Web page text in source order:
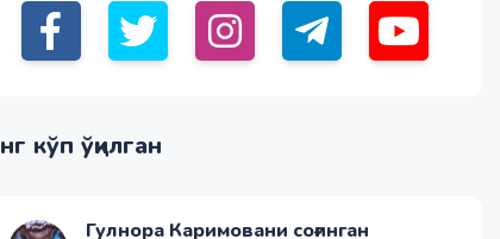
кўп ўқилган
Гулнора Каримовани соғинган